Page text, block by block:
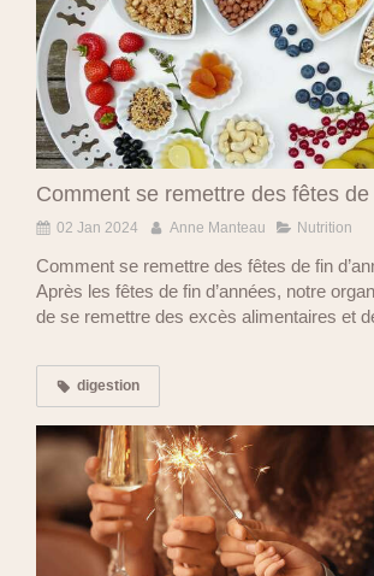
Comment se remettre des fêtes
02 Jan 2024 Anne Manteau Nutrition
Comment se remettre des fêtes de fin
Après les fêtes de fin d’années, notre
de se remettre des excès alimentaires et
digestion